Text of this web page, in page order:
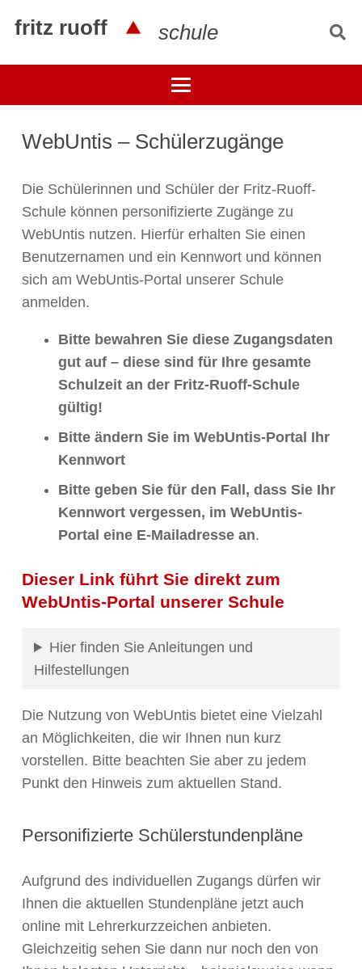
fritz ruoff schule
WebUntis – Schülerzugänge
Die Schülerinnen und Schüler der Fritz-Ruoff-
Schule können personifizierte Zugänge zu
WebUntis nutzen. Hierfür erhalten Sie einen
Benutzernamen und ein Kennwort und können
sich am WebUntis-Portal unserer Schule
anmelden.
Bitte bewahren Sie diese Zugangsdaten
gut auf – diese sind für Ihre gesamte
Schulzeit an der Fritz-Ruoff-Schule
gültig!
Bitte ändern Sie im WebUntis-Portal Ihr
Kennwort
Bitte geben Sie für den Fall, dass Sie Ihr
Kennwort vergessen, im WebUntis-
Portal eine E-Mailadresse an.
Dieser Link führt Sie direkt zum
WebUntis-Portal unserer Schule
Hier finden Sie Anleitungen und
Hilfestellungen
Die Nutzung von WebUntis bietet eine Vielzahl
an Möglichkeiten, die wir Ihnen nun kurz
vorstellen. Bitte beachten Sie aber zu jedem
Punkt den Hinweis zum aktuellen Stand.
Personifizierte Schülerstundenpläne
Aufgrund des individuellen Zugangs dürfen wir
Ihnen die aktuellen Stundenpläne jetzt auch
online mit Lehrerkurzzeichen anbieten.
Gleichzeitig sehen Sie dann nur noch den von